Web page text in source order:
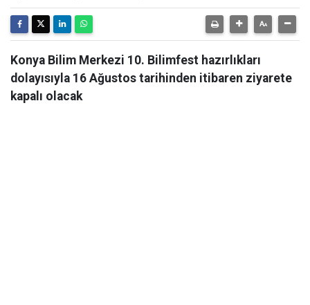
Konya Bilim Merkezi 10. Bilimfest hazırlıkları
dolayısıyla 16 Ağustos tarihinden itibaren ziyarete
kapalı olacak